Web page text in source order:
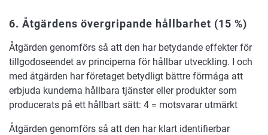
6. Åtgärdens övergripande hållbarhet (15 %)
Åtgärden genomförs så att den har betydande effekter för
tillgodoseendet av principerna för hållbar utveckling. I och
med åtgärden har företaget betydligt bättre förmåga att
erbjuda kunderna hållbara tjänster eller produkter som
producerats på ett hållbart sätt: 4 = motsvarar utmärkt
Åtgärden genomförs så att den har klart identifierbar